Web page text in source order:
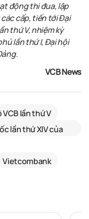
động thi đua, lập
cấp, tiến tới Đại
thứ V, nhiệm kỳ
lần thứ I, Đại hội
VCB News
lần thứ V
lần thứ XIV của
Vietcombank